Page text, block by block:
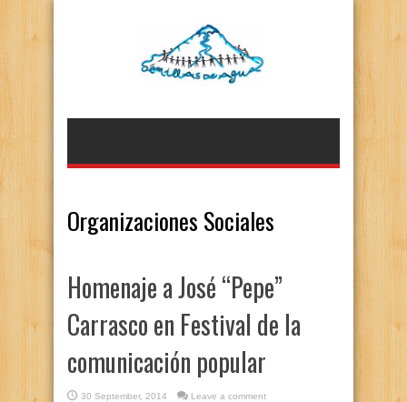
Organizaciones Sociales
Homenaje a José “Pepe”
Carrasco en Festival de la
comunicación popular
30 September, 2014 Leave a comment